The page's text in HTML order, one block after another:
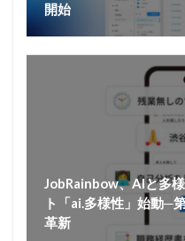
開始
JobRainbow、AIと多
ト「ai.多様性」始動─
革新